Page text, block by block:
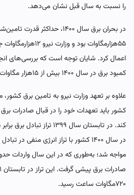
را نسبت به سال قبل نشان می‌دهد.
در بحران برق سال ۱۴۰۰، حداکثر
۵۵هزارمگاوات بود و
اعمال کرد. شایان توجه است که بررسی‌‌‌های
کمبود برق در سال ۱۴۰۰ بیش از ۱۵‌هزار مگاوات بوده است.
کشور باید تعهدات خود را در قبال صادرات
در سال ۱۴۰۰ کشور با تراز انرژی منفی
۷۲۰مگاوات ساعت رسید.